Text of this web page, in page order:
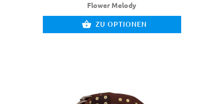
Flower Melody
ZU OPTIONEN